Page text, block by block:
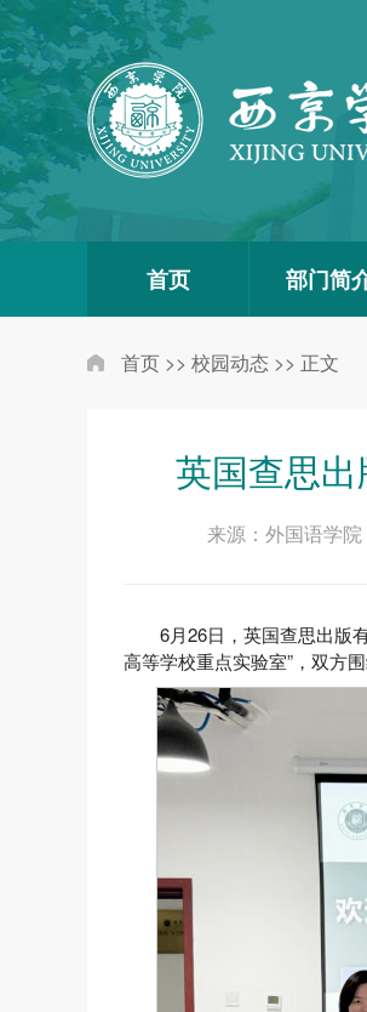
首页 部门简
首页 >> 校园动态 >> 正文
英国查思
来源：外国语学
6月26日，英国查思出版
高等学校重点实验室”，双方